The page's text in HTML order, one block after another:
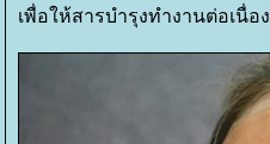
เพื่อให้สารบำรุงทำงานต่อเนื่อง